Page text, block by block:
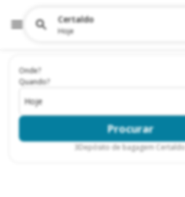
Onde?
Quando?
Hoje
Procurar
3Depósito de bagagem Certaldo
Certaldo
Hoje